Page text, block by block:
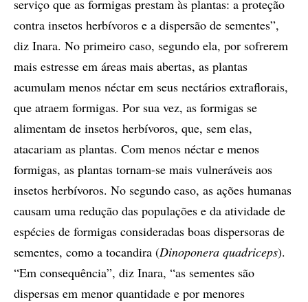
serviço que as formigas prestam às plantas: a proteção
contra insetos herbívoros e a dispersão de sementes”,
diz Inara. No primeiro caso, segundo ela, por sofrerem
mais estresse em áreas mais abertas, as plantas
acumulam menos néctar em seus nectários extraflorais,
que atraem formigas. Por sua vez, as formigas se
alimentam de insetos herbívoros, que, sem elas,
atacariam as plantas. Com menos néctar e menos
formigas, as plantas tornam-se mais vulneráveis aos
insetos herbívoros. No segundo caso, as ações humanas
causam uma redução das populações e da atividade de
espécies de formigas consideradas boas dispersoras de
sementes, como a tocandira (Dinoponera quadriceps).
“Em consequência”, diz Inara, “as sementes são
dispersas em menor quantidade e por menores